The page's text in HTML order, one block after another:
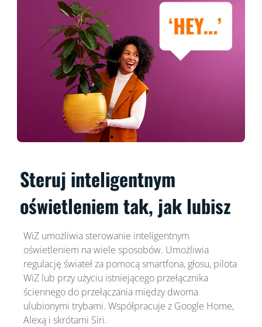
Steruj inteligentnym
oświetleniem tak, jak lubisz
WiZ umożliwia sterowanie inteligentnym
oświetleniem na wiele sposobów. Umożliwia
regulację świateł za pomocą smartfona, głosu, pilota
WiZ lub przy użyciu istniejącego przełącznika
ściennego do przełączania między dwoma
ulubionymi trybami. Współpracuje z Google Home,
Alexą i skrótami Siri.